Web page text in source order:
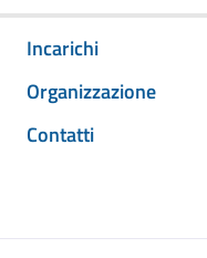
Incarichi
Organizzazione
Contatti